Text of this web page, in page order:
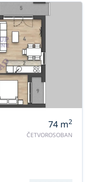
74 m2
ČETVOROSOBAN